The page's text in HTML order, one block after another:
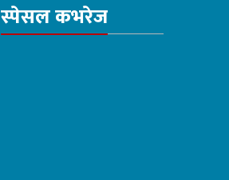
स्पेसल कभरेज